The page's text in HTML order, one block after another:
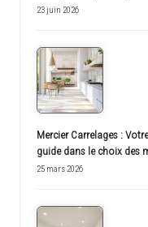
23 juin 2026
Mercier Carrelages :
guide dans le choix des
25 mars 2026